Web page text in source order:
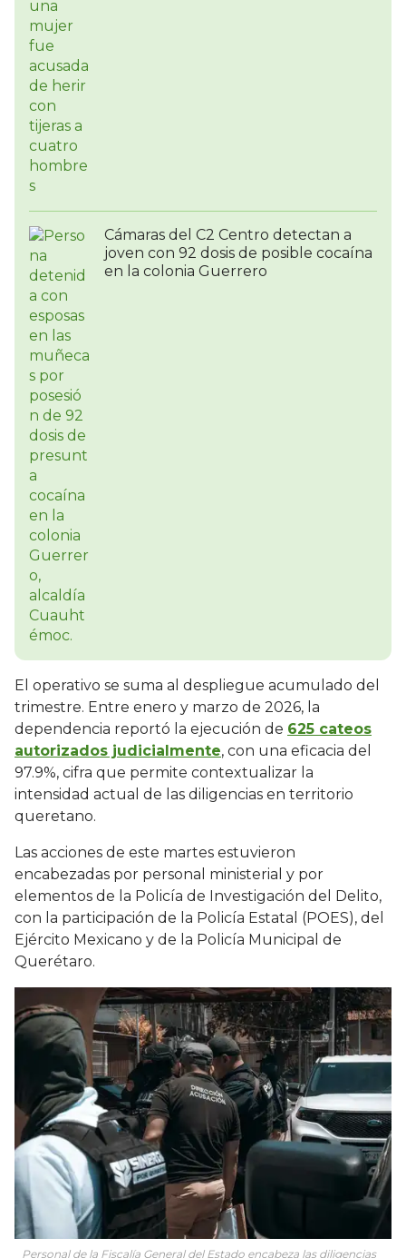
Cámaras del C2 Centro detectan a
joven con 92 dosis de posible cocaína
en la colonia Guerrero
El operativo se suma al despliegue acumulado del
trimestre. Entre enero y marzo de 2026, la
dependencia reportó la ejecución de 625 cateos
autorizados judicialmente, con una eficacia del
97.9%, cifra que permite contextualizar la
intensidad actual de las diligencias en territorio
queretano.
Las acciones de este martes estuvieron
encabezadas por personal ministerial y por
elementos de la Policía de Investigación del Delito,
con la participación de la Policía Estatal (POES), del
Ejército Mexicano y de la Policía Municipal de
Querétaro.
Personal de la Fiscalía General del Estado encabeza las diligencias